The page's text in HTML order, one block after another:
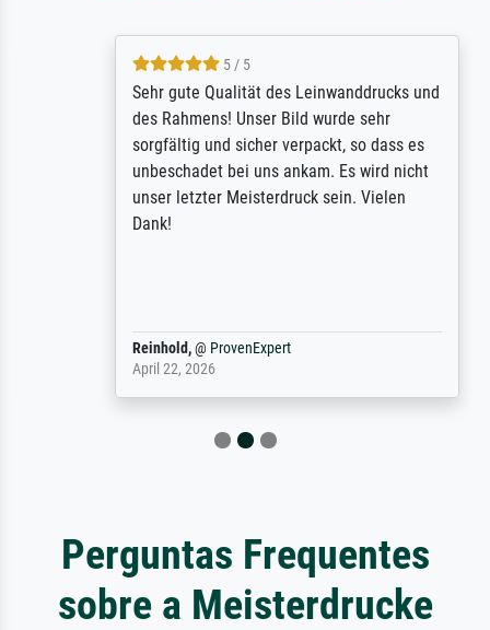
5 / 5
Sehr gute Qualität des Leinwanddrucks und
des Rahmens! Unser Bild wurde sehr
sorgfältig und sicher verpackt, so dass es
unbeschadet bei uns ankam. Es wird nicht
unser letzter Meisterdruck sein. Vielen
Reinhold,@ProvenExpert
April 22, 2026
Perguntas Frequentes
sobre a Meisterdrucke